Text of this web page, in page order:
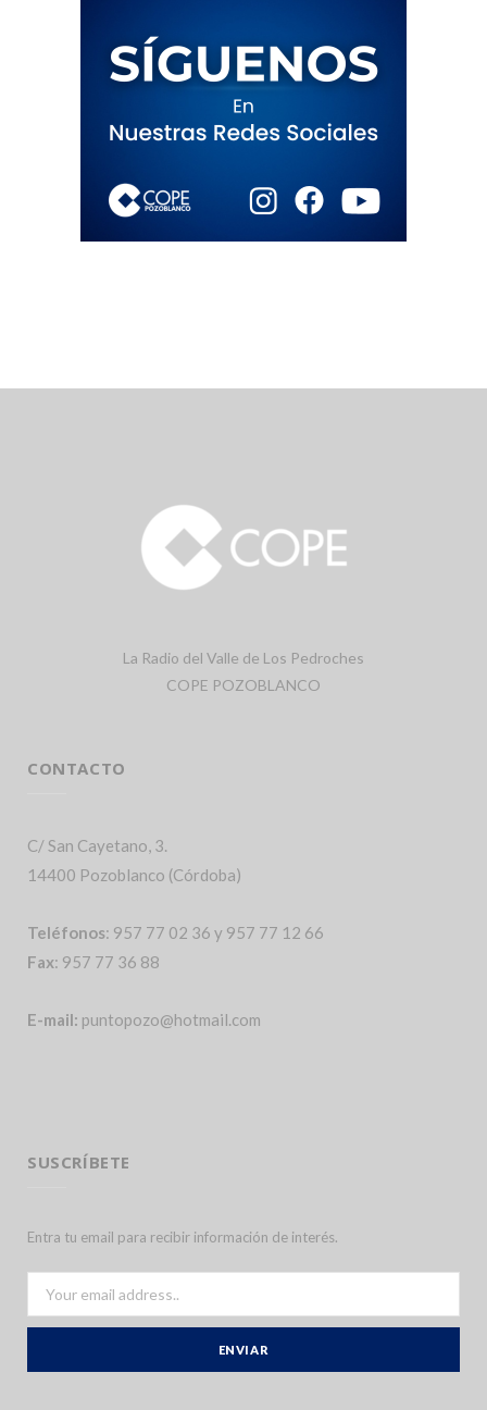
La Radio del Valle de Los Pedroches
COPE POZOBLANCO
CONTACTO
C/ San Cayetano, 3.
14400 Pozoblanco (Córdoba)
Teléfonos: 957 77 02 36 y 957 77 12 66
Fax: 957 77 36 88
E-mail: puntopozo@hotmail.com
SUSCRÍBETE
Entra tu email para recibir información de interés.